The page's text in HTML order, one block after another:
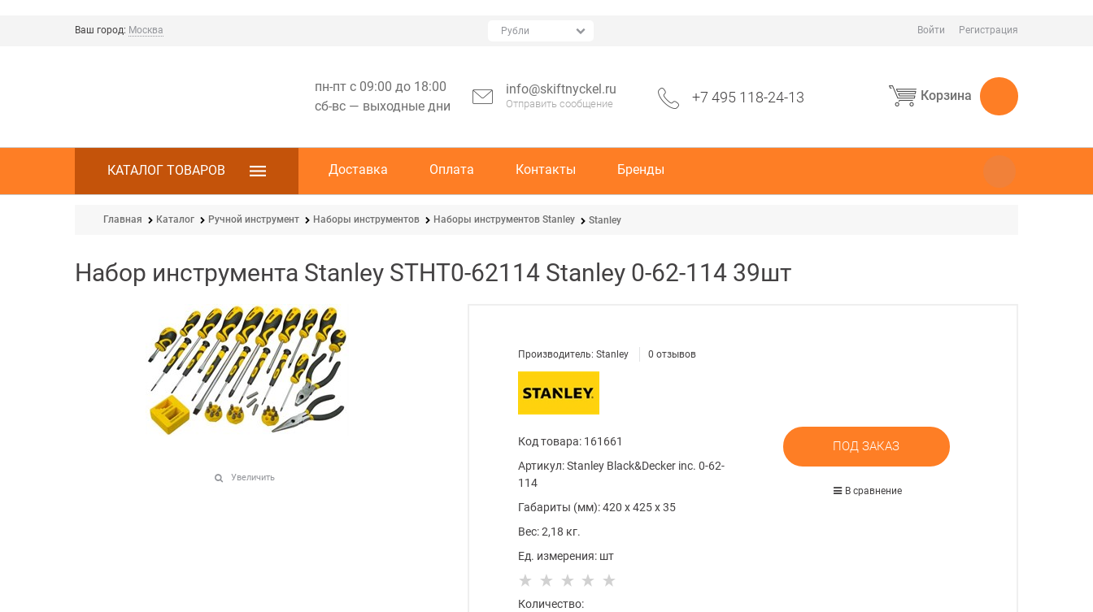
Ваш город: Москва Войти Регистрация
пн-пт с 09:00 до 18:00
сб-вс — выходные дни
info@skiftnyckel.ru
Отправить сообщение +7 495 118-24-13 Корзина
КАТАЛОГ ТОВАРОВ Доставка Оплата Контакты Бренды
Главная Каталог Ручной инструмент Наборы инструментов Наборы инструментов Stanley Stanley
Набор инструмента Stanley STHT0-62114 Stanley 0-62-114 39шт
Увеличить
Производитель:Stanley 0отзывов
Код товара: 161661
Артикул: Stanley Black&Decker inc. 0-62-
114
Габариты (мм): 420 x425x35
Вес: 2,18 кг.
Ед. измерения: шт
Количество:
ПОД ЗАКАЗ
В сравнение